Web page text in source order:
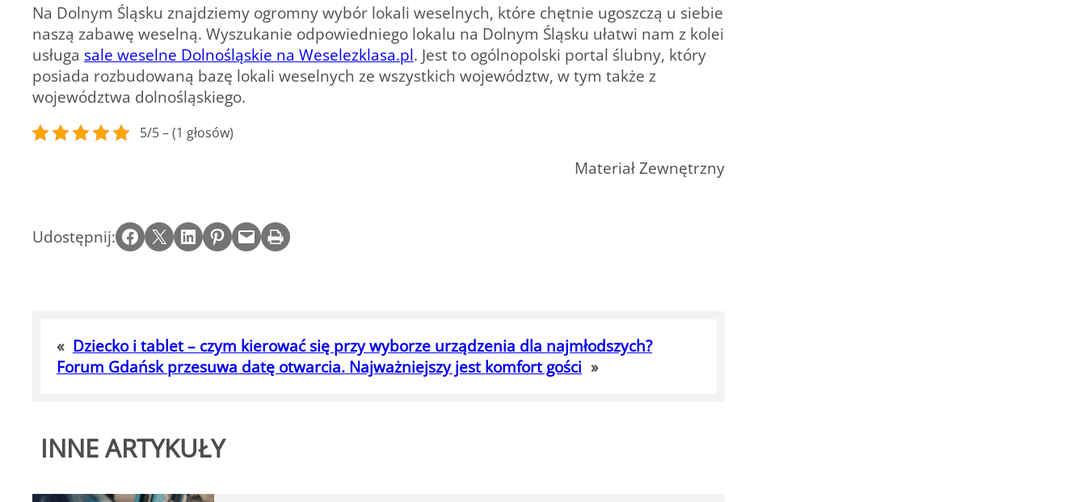
Na Dolnym Śląsku znajdziemy ogromny wybór lokali weselnych, które chętnie ugoszczą u siebie
naszą zabawę weselną. Wyszukanie odpowiedniego lokalu na Dolnym Śląsku ułatwi nam z kolei
usługa sale weselne Dolnośląskie na Weselezklasa.pl. Jest to ogólnopolski portal ślubny, który
posiada rozbudowaną bazę lokali weselnych ze wszystkich województw, w tym także z
województwa dolnośląskiego.
5/5 – (1 głosów)
Materiał Zewnętrzny
Udostępnij: Share on Facebook Email this Page Share on LinkedIn Share on Pinterest Email this Page Print this Page
« Dziecko i tablet – czym kierować się przy wyborze urządzenia dla najmłodszych?
Forum Gdańsk przesuwa datę otwarcia. Najważniejszy jest komfort gości »
INNE ARTYKUŁY